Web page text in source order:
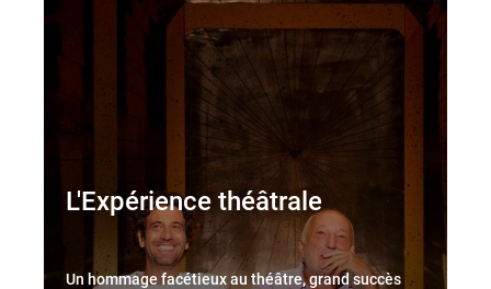
L'Expérience théâtrale
Un hommage facétieux au théâtre, grand succès